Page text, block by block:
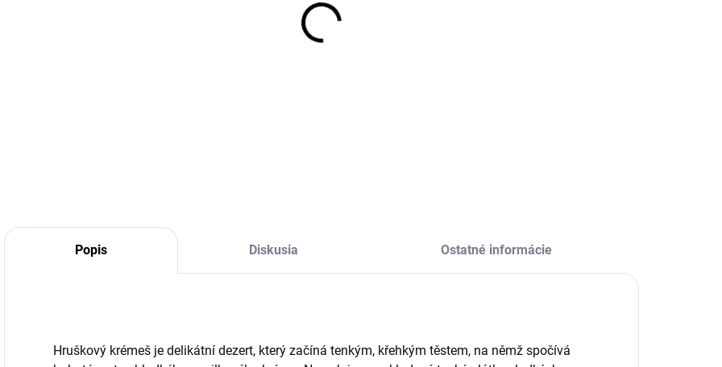
cena:
Popis Diskusia Ostatné informácie
Hruškový krémeš je delikátní dezert, který začíná tenkým, křehkým těstem, na němž spočívá